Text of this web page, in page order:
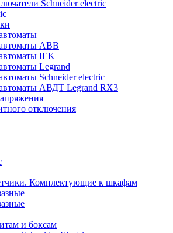
Schneider electric
ABB
IEK
Legrand
Schneider electric
АВДТ Legrand RX3
отключения
Комплектующие к шкафам
и боксам